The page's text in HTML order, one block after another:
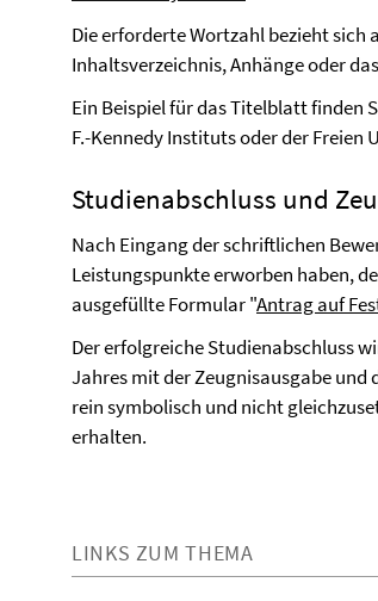
Die erforderte Wortzahl bezieht
Inhaltsverzeichnis, Anhänge oder
Ein Beispiel für das Titelblatt finden
F.-Kennedy Instituts oder der Freien
Studienabschluss und
Nach Eingang der schriftlichen
Leistungspunkte erworben haben,
ausgefüllte Formular "Antrag auf
Der erfolgreiche Studienabschluss
Jahres mit der Zeugnisausgabe
rein symbolisch und nicht
erhalten.
LINKS ZUM THEMA